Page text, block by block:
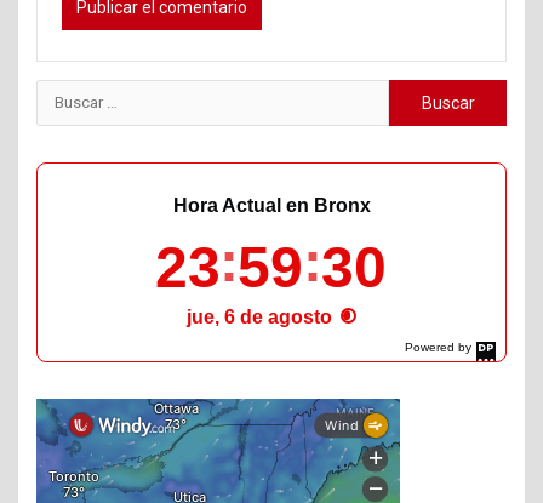
Buscar:
Powered by
DaysPedia.com
Hora Actual en Bronx
23 59 31
jue, 6 de agosto